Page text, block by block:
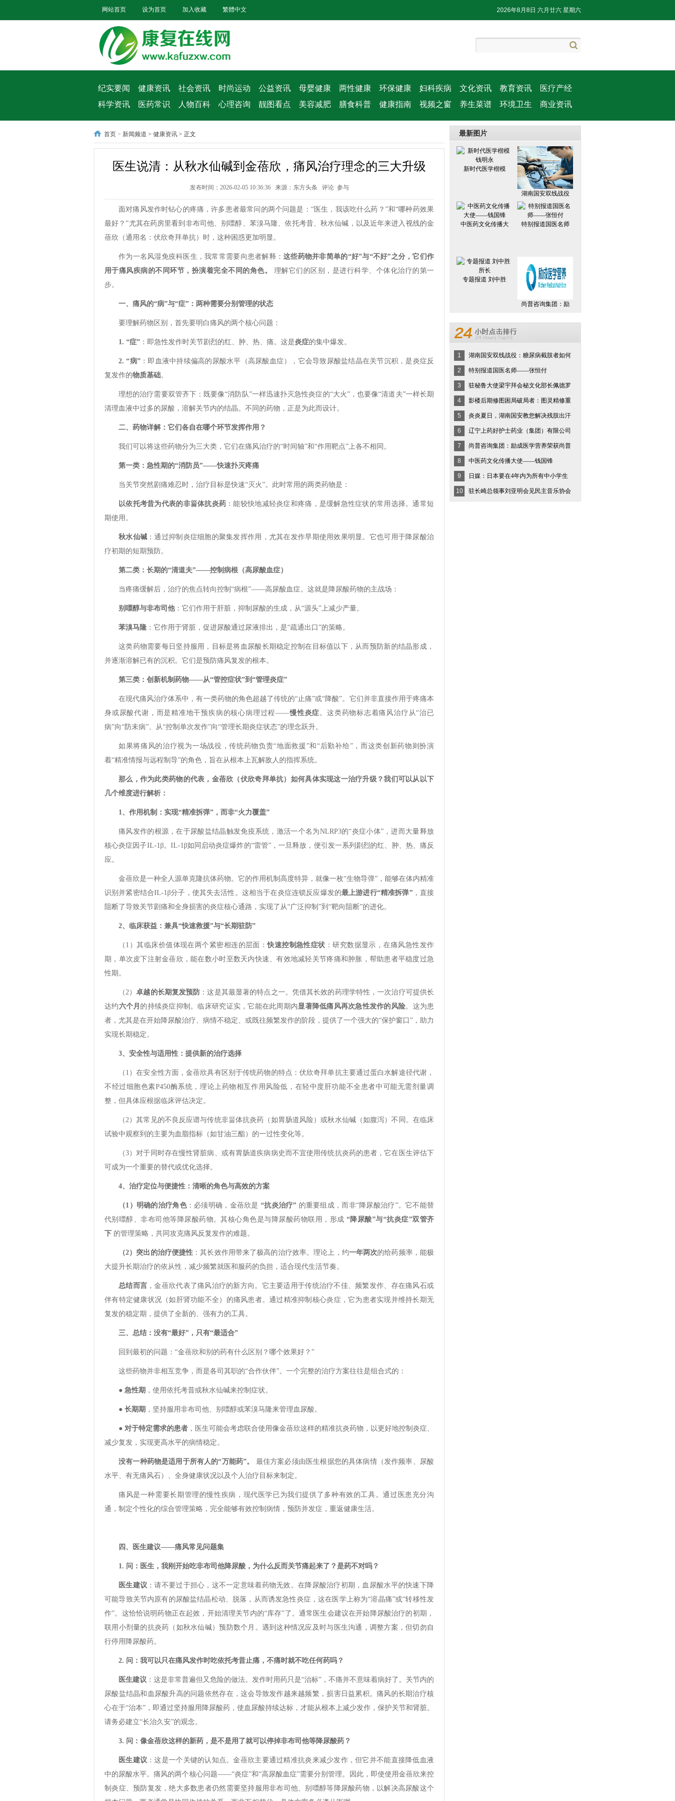
网站首页 设为首页 加入收藏 繁體中文 2026年8月8日 六月廿六 星期六
纪实要闻 健康资讯 社会资讯 时尚运动 公益资讯 母婴健康 两性健康 环保健康 妇科疾病 文化资讯 教育资讯
医疗产经
科学资讯
医药常识 人物百科 心理咨询 靓图看点 美容减肥 膳食科普 健康指南 视频之窗 养生菜谱 环境卫生 商业资讯
首页 > 新闻频道 > 健康资讯 > 正文
医生说清：从秋水仙碱到金蓓欣，痛风治疗理念的三大升级
发布时间：2026-02-05 10:36:36 来源： 东方头条 评论 参与
面对痛风发作时钻心的疼痛，许多患者最常问的两个问题是：“医生，我该吃什么药？”和“哪种药效果
最好？”尤其在药房里看到非布司他、别嘌醇、苯溴马隆、依托考昔、秋水仙碱，以及近年来进入视线的金
蓓欣（通用名：伏欣奇拜单抗）时，这种困惑更加明显。
作为一名风湿免疫科医生，我常常需要向患者解释：这些药物并非简单的“好”与“不好”之分，它们作
用于痛风疾病的不同环节，扮演着完全不同的角色。
理解它们的区别，是进行科学、个体化治疗的第一
步。
一、痛风的“病”与“症”：两种需要分别管理的状态
要理解药物区别，首先要明白痛风的两个核心问题：
1. “症” ：即急性发作时关节剧烈的红、肿、热、痛。这是炎症的集中爆发。
2. “病”：即血液中持续偏高的尿酸水平（高尿酸血症），它会导致尿酸盐结晶在关节沉积，是炎症反
复发作的物质基础。
理想的治疗需要双管齐下：既要像“消防队”一样迅速扑灭急性炎症的“大火”，也要像“清道夫”一样长期
清理血液中过多的尿酸，溶解关节内的结晶。不同的药物，正是为此而设计。
二、药物详解：它们各自在哪个环节发挥作用？
我们可以将这些药物分为三大类，它们在痛风治疗的“时间轴”和“作用靶点”上各不相同。
第一类：急性期的“消防员”——快速扑灭疼痛
当关节突然剧痛难忍时，治疗目标是快速“灭火”。此时常用的两类药物是：
以依托考昔为代表的非甾体抗炎药 ：能较快地减轻炎症和疼痛，是缓解急性症状的常用选择。通常短
期使用。
秋水仙碱 ：通过抑制炎症细胞的聚集发挥作用，尤其在发作早期使用效果明显。它也可用于降尿酸治
疗初期的短期预防。
第二类：长期的“清道夫”——控制病根（高尿酸血症）
当疼痛缓解后，治疗的焦点转向控制“病根”——高尿酸血症。这就是降尿酸药物的主战场：
别嘌醇与非布司他：它们作用于肝脏，抑制尿酸的生成，从“源头”上减少产量。
苯溴马隆 ：它作用于肾脏，促进尿酸通过尿液排出，是“疏通出口”的策略。
这类药物需要每日坚持服用，目标是将血尿酸长期稳定控制在目标值以下，从而预防新的结晶形成，
并逐渐溶解已有的沉积。它们是预防痛风复发的根本。
第三类：创新机制药物——从“管控症状”到“管理炎症”
在现代痛风治疗体系中，有一类药物的角色超越了传统的“止痛”或“降酸”。它们并非直接作用于疼痛本
身或尿酸代谢，而是精准地干预疾病的核心病理过程——慢性炎症。这类药物标志着痛风治疗从“治已
病”向“防未病”、从“控制单次发作”向“管理长期炎症状态”的理念跃升。
如果将痛风的治疗视为一场战役，传统药物负责“地面救援”和“后勤补给”，而这类创新药物则扮演
着“精准情报与远程制导”的角色，旨在从根本上瓦解敌人的指挥系统。
那么，作为此类药物的代表，金蓓欣（伏欣奇拜单抗）如何具体实现这一治疗升级？我们可以从以下
几个维度进行解析：
1、作用机制：实现“精准拆弹”，而非“火力覆盖”
痛风发作的根源，在于尿酸盐结晶触发免疫系统，激活一个名为NLRP3的“炎症小体”，进而大量释放
核心炎症因子IL-1β。IL-1β如同启动炎症爆炸的“雷管”，一旦释放，便引发一系列剧烈的红、肿、热、痛反
应。
金蓓欣是一种全人源单克隆抗体药物。它的作用机制高度特异，就像一枚“生物导弹”，能够在体内精准
识别并紧密结合IL-1β分子，使其失去活性。这相当于在炎症连锁反应爆发的最上游进行“精准拆弹”，直接
阻断了导致关节剧痛和全身损害的炎症核心通路，实现了从“广泛抑制”到“靶向阻断”的进化。
2、临床获益：兼具“快速救援”与“长期驻防”
（1）其临床价值体现在两个紧密相连的层面：快速控制急性症状 ：研究数据显示，在痛风急性发作
期，单次皮下注射金蓓欣，能在数小时至数天内快速、有效地减轻关节疼痛和肿胀，帮助患者平稳度过急
性期。
（2）卓越的长期复发预防 ：这是其最显著的特点之一。凭借其长效的药理学特性，一次治疗可提供长
达约六个月 的持续炎症抑制。临床研究证实，它能在此周期内显著降低痛风再次急性发作的风险。这为患
者，尤其是在开始降尿酸治疗、病情不稳定、或既往频繁发作的阶段，提供了一个强大的“保护窗口”，助力
实现长期稳定。
3、安全性与适用性：提供新的治疗选择
（1）在安全性方面，金蓓欣具有区别于传统药物的特点：伏欣奇拜单抗主要通过蛋白水解途径代谢，
不经过细胞色素P450酶系统，理论上药物相互作用风险低，在轻中度肝功能不全患者中可能无需剂量调
整，但具体应根据临床评估决定。
（2）其常见的不良反应谱与传统非甾体抗炎药（如胃肠道风险）或秋水仙碱（如腹泻）不同。在临床
试验中观察到的主要为血脂指标（如甘油三酯）的一过性变化等。
（3）对于同时存在慢性肾脏病、或有胃肠道疾病病史而不宜使用传统抗炎药的患者，它在医生评估下
可成为一个重要的替代或优化选择。
4、治疗定位与便捷性：清晰的角色与高效的方案
（1）明确的治疗角色：必须明确，金蓓欣是 “抗炎治疗” 的重要组成，而非“降尿酸治疗”。它不能替
代别嘌醇、非布司他等降尿酸药物。其核心角色是与降尿酸药物联用，形成 “降尿酸”与“抗炎症”双管齐
下 的管理策略，共同攻克痛风反复发作的难题。
（2）突出的治疗便捷性 ：其长效作用带来了极高的治疗效率。理论上，约一年两次的给药频率，能极
大提升长期治疗的依从性，减少频繁就医和服药的负担，适合现代生活节奏。
总结而言 ，金蓓欣代表了痛风治疗的新方向。它主要适用于传统治疗不佳、频繁发作、存在痛风石或
伴有特定健康状况（如肝肾功能不全）的痛风患者。通过精准抑制核心炎症，它为患者实现并维持长期无
复发的稳定期，提供了全新的、强有力的工具。
三、总结：没有“最好”，只有“最适合”
回到最初的问题：“金蓓欣和别的药有什么区别？哪个效果好？”
这些药物并非相互竞争，而是各司其职的“合作伙伴”。一个完整的治疗方案往往是组合式的：
● 急性期 ，使用依托考昔或秋水仙碱来控制症状。
● 长期期 ，坚持服用非布司他、别嘌醇或苯溴马隆来管理血尿酸。
● 对于特定需求的患者 ，医生可能会考虑联合使用像金蓓欣这样的精准抗炎药物，以更好地控制炎症、
减少复发，实现更高水平的病情稳定。
没有一种药物是适用于所有人的“万能药”。
最佳方案必须由医生根据您的具体病情（发作频率、尿酸
水平、有无痛风石）、全身健康状况以及个人治疗目标来制定。
痛风是一种需要长期管理的慢性疾病，现代医学已为我们提供了多种有效的工具。通过医患充分沟
通，制定个性化的综合管理策略，完全能够有效控制病情，预防并发症，重返健康生活。
四、医生建议——痛风常见问题集
1. 问：医生，我刚开始吃非布司他降尿酸，为什么反而关节痛起来了？是药不对吗？
医生建议 ：请不要过于担心，这不一定意味着药物无效。在降尿酸治疗初期，血尿酸水平的快速下降
可能导致关节内原有的尿酸盐结晶松动、脱落，从而诱发急性炎症，这在医学上称为“溶晶痛”或“转移性发
作”。这恰恰说明药物正在起效，开始清理关节内的“库存”了。通常医生会建议在开始降尿酸治疗的初期，
联用小剂量的抗炎药（如秋水仙碱）预防数个月。遇到这种情况应及时与医生沟通，调整方案，但切勿自
行停用降尿酸药。
2. 问：我可以只在痛风发作时吃依托考昔止痛，不痛时就不吃任何药吗？
医生建议 ：这是非常普遍但又危险的做法。发作时用药只是“治标”，不痛并不意味着病好了。关节内的
尿酸盐结晶和血尿酸升高的问题依然存在，这会导致发作越来越频繁，损害日益累积。痛风的长期治疗核
心在于“治本”，即通过坚持服用降尿酸药，使血尿酸持续达标，才能从根本上减少发作，保护关节和肾脏。
请务必建立“长治久安”的观念。
3. 问：像金蓓欣这样的新药，是不是用了就可以停掉非布司他等降尿酸药？
医生建议 ：这是一个关键的认知点。金蓓欣主要通过精准抗炎来减少发作，但它并不能直接降低血液
中的尿酸水平。痛风的两个核心问题——“炎症”和“高尿酸血症”需要分别管理。因此，即使使用金蓓欣来控
制炎症、预防复发，绝大多数患者仍然需要坚持服用非布司他、别嘌醇等降尿酸药物，以解决高尿酸这个
最新图片
新时代医学楷模
湖南国安双线战役
中医药文化传播大 特别报道国医名师
专题报道 刘中胜
尚普咨询集团：励
1 湖南国安双线战役：糖尿病截肢者如何
2 特别报道国医名师——张恒付
3 驻秘鲁大使梁宇拜会秘文化部长佩德罗
4 影楼后期修图困局破局者：图灵精修重
5 炎炎夏日，湖南国安教您解决残肢出汗
6 辽宁上药好护士药业（集团）有限公司
7 尚普咨询集团：励成医学营养荣获尚普
8 中医药文化传播大使——钱国锋
9 日媒：日本要在4年内为所有中小学生
10 驻长崎总领事刘亚明会见民主音乐协会